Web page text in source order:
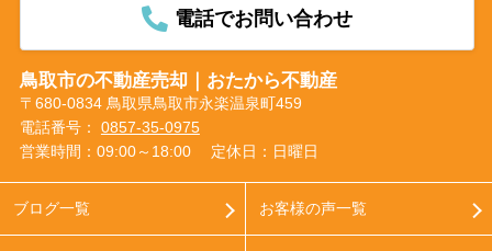
電話でお問い合わせ
鳥取市の不動産売却｜おたから不動産
〒680-0834 鳥取県鳥取市永楽温泉町459
電話番号： 0857-35-0975
営業時間：09:00～18:00
定休日：日曜日
ブログ一覧 お客様の声一覧